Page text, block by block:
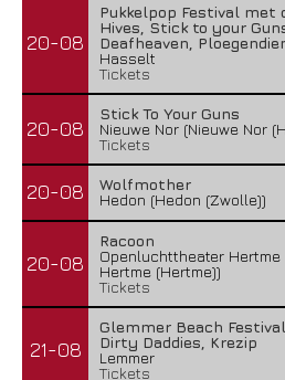
20-08
Pukkelpop Festival met
Hives, Stick to your
Deafheaven,
Hasselt
Tickets
20-08
Stick To Your Guns
Nieuwe Nor (Nieuwe Nor
Tickets
20-08
Wolfmother
Hedon (Hedon (Zwolle))
20-08
Racoon
Openluchttheater
Hertme (Hertme))
Tickets
21-08
Glemmer Beach
Dirty Daddies, Krezip
Lemmer
Tickets